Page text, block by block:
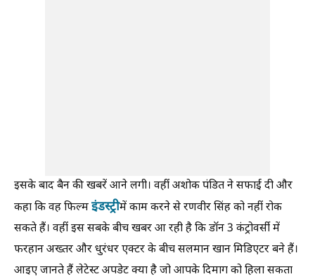
इसके बाद बैन की खबरें आने लगी। वहीं अशोक पंडित ने सफाई दी और
कहा कि वह फिल्मइंडस्ट्रीमें काम करने से रणवीर सिंह को नहीं रोक
सकते हैं। वहीं इस सबके बीच खबर आ रही है कि डॉन 3 कंट्रोवर्सी में
फरहान अख्तर और धुरंधर एक्टर के बीच सलमान खान मिडिएटर बने हैं।
आइए जानते हैं लेटेस्ट अपडेट क्या है जो आपके दिमाग को हिला सकता